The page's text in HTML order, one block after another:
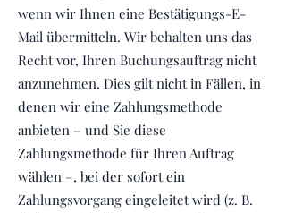
wenn wir Ihnen eine Bestätigungs-E-
Mail übermitteln. Wir behalten uns das
Recht vor, Ihren Buchungsauftrag nicht
anzunehmen. Dies gilt nicht in Fällen, in
denen wir eine Zahlungsmethode
anbieten – und Sie diese
Zahlungsmethode für Ihren Auftrag
wählen –, bei der sofort ein
Zahlungsvorgang eingeleitet wird (z. B.